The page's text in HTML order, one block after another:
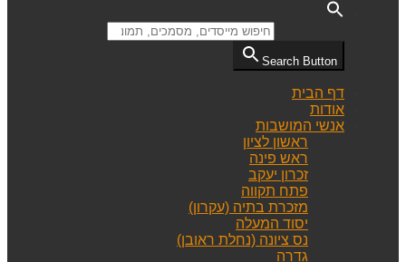
Search Button
דף הבית
אודות
אנשי המושבות
ראשון לציון
ראש פינה
זכרון יעקב
פתח תקווה
מזכרת בתיה (עקרון)
יסוד המעלה
נס ציונה (נחלת ראובן)
גדרה